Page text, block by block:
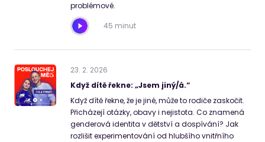
problémové.
45 minut
23. 2. 2026
Když dítě řekne: „Jsem jiný/á.“
Když dítě řekne, že je jiné, může to rodiče zaskočit.
Přicházejí otázky, obavy i nejistota. Co znamená
genderová identita v dětství a dospívání? Jak
rozlišit experimentování od hlubšího vnitřního